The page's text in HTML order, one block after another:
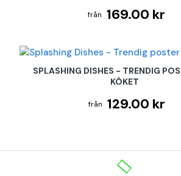
169.00 kr
SPLASHING DISHES - TRENDIG
KÖKET
129.00 kr